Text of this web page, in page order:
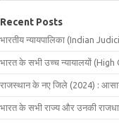
Recent Posts
भारतीय न्यायपालिका (Indian
भारत के सभी उच्च न्यायालयों (High
राजस्थान के नए जिले (2024) :
भारत के सभी राज्य और उनकी